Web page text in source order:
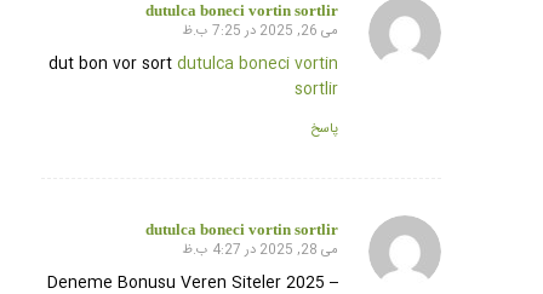
dutulca boneci vortin sortlir
گفته:می 26, 2025 در 7:25 ب.ظ
dut bon vor sortdutulca boneci vortin
sortlir
پاسخ
dutulca boneci vortin sortlir
گفته:می 28, 2025 در 4:27 ب.ظ
Deneme Bonusu Veren Siteler 2025 –